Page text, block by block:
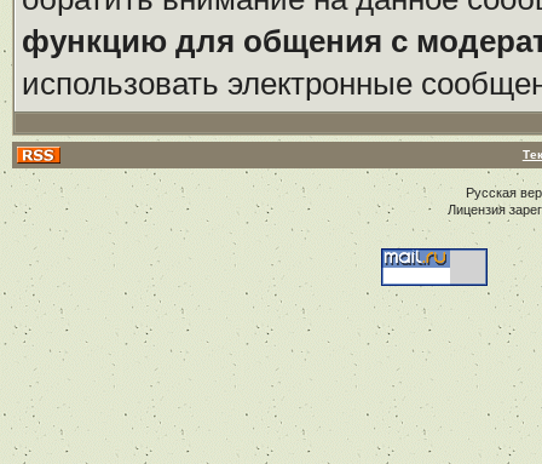
функцию для общения с
использовать электронные
Русская
Лицензия